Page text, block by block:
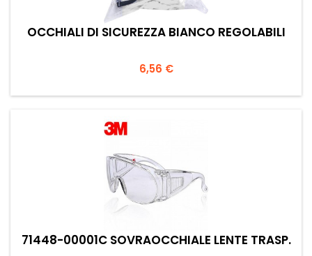
OCCHIALI DI SICUREZZA BIANCO REGOLABILI
Prezzo
6,56 €
71448-00001C SOVRAOCCHIALE LENTE TRASP.